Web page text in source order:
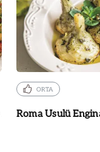
ORTA
Roma Usulü